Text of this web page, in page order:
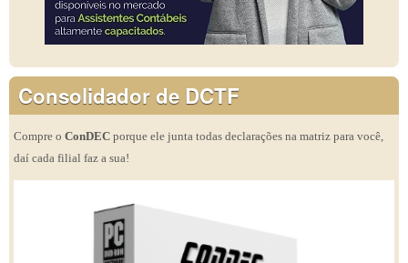
Consolidador de DCTF
Compre o ConDEC porque ele junta todas declarações na matriz para você,
daí cada filial faz a sua!